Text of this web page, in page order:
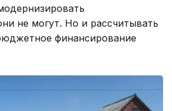
не могут. Но и рассчитывать
финансирование